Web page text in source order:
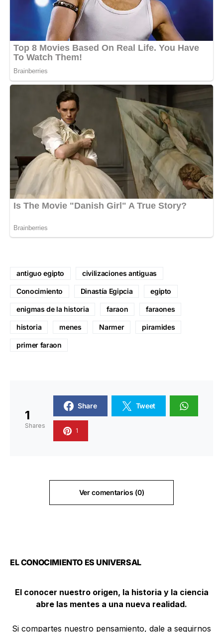
antiguo egipto civilizaciones antiguas
Conocimiento Dinastía Egipcia egipto
enigmas de la historia faraon faraones
historia menes Narmer piramides
primer faraon
1
Shares
Share Tweet
1
Ver comentarios (0)
EL CONOCIMIENTO ES UNIVERSAL
El conocer nuestro origen, la historia y la ciencia
abre las mentes a una nueva realidad.
Si compartes nuestro pensamiento, dale a seguirnos